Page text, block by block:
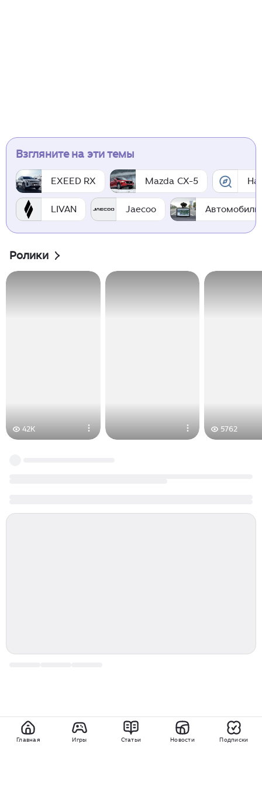
Взгляните на эти темы
EXEED RX Mazda CX-5
LIVAN Jaecoo
Ролики
42K 5762
Главная Игры Статьи Новости Подписки